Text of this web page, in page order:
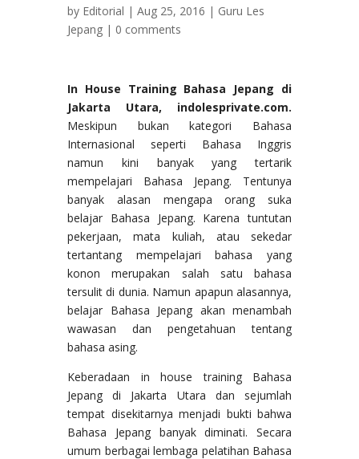
by Editorial | Aug 25, 2016 | Guru Les
Jepang | 0 comments
In House Training Bahasa Jepang di
Jakarta Utara, indolesprivate.com.
Meskipun bukan kategori Bahasa
Internasional seperti Bahasa Inggris
namun kini banyak yang tertarik
mempelajari Bahasa Jepang. Tentunya
banyak alasan mengapa orang suka
belajar Bahasa Jepang. Karena tuntutan
pekerjaan, mata kuliah, atau sekedar
tertantang mempelajari bahasa yang
konon merupakan salah satu bahasa
tersulit di dunia. Namun apapun alasannya,
belajar Bahasa Jepang akan menambah
wawasan dan pengetahuan tentang
bahasa asing.
Keberadaan in house training Bahasa
Jepang di Jakarta Utara dan sejumlah
tempat disekitarnya menjadi bukti bahwa
Bahasa Jepang banyak diminati. Secara
umum berbagai lembaga pelatihan Bahasa